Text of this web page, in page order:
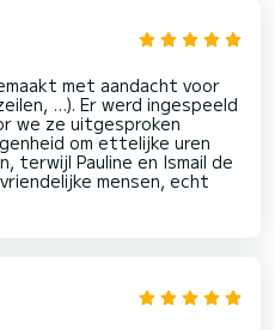
met aandacht voor
…). Er werd ingespeeld
we ze uitgesproken
om ettelijke uren
terwijl Pauline en Ismail de
mensen, echt